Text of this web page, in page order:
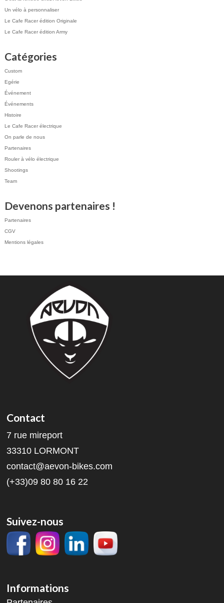
Un vélo à personnaliser
Le Cafe Racer édition Originale
Le Cafe Racer édition Army
Catégories
Custom
Egérie
Événement
Événements
Histoire
Le Cafe Racer électrique
On parle de nous
Partenaires
Rouler à vélo électrique
Shootings
Team
Devenons partenaires !
Partenaires
CGV
Mentions légales
Contact
7 rue mireport
33310 LORMONT
contact@aevon-bikes.com
(+33)09 80 80 16 22
Suivez-nous
Informations